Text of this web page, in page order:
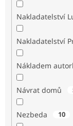
Nakladatelství
Nakladatelství
Nákladem
Návrat domů
Nezbeda 10